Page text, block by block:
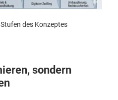
des Konzeptes
sondern